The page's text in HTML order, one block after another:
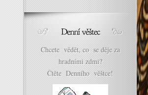
Chcete vědět, co se děje za
hradními zdmi?
Čtěte Denního věštce!